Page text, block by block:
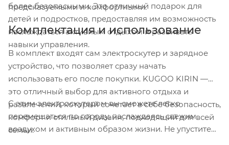
предсказуемыми и комфортными.
более безопасными. Это отличный подарок для
детей и подростков, предоставляя им возможность
наслаждаться активным отдыхом и развивать
навыки управления.
Комплектация и использование
В комплект входят сам электроскутер и зарядное
устройство, что позволяет сразу начать
использовать его после покупки. KUGOO KIRIN —
это отличный выбор для активного отдыха и
развлечений, который сочетает в себе безопасность,
комфорт и стильный дизайн, подходящий для всей
семьи.
С этим электроскутером вы сможете легко
перемещаться по городу, наслаждаясь свежим
воздухом и активным образом жизни. Не упустите